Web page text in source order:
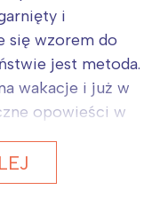
i
się wzorem do
jest metoda.
wakacje i już w
opowieści w